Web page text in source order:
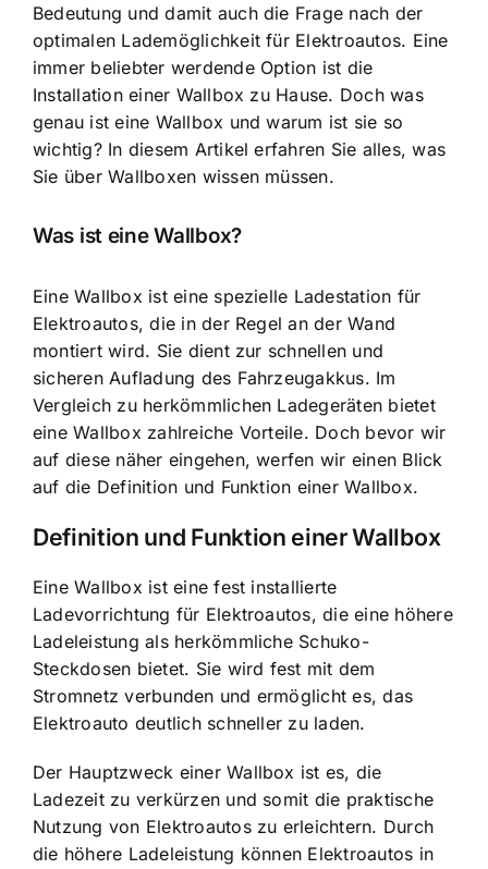
Bedeutung und damit auch die Frage nach der
optimalen Lademöglichkeit für Elektroautos. Eine
immer beliebter werdende Option ist die
Installation einer Wallbox zu Hause. Doch was
genau ist eine Wallbox und warum ist sie so
wichtig? In diesem Artikel erfahren Sie alles, was
Sie über Wallboxen wissen müssen.
Was ist eine Wallbox?
Eine Wallbox ist eine spezielle Ladestation für
Elektroautos, die in der Regel an der Wand
montiert wird. Sie dient zur schnellen und
sicheren Aufladung des Fahrzeugakkus. Im
Vergleich zu herkömmlichen Ladegeräten bietet
eine Wallbox zahlreiche Vorteile. Doch bevor wir
auf diese näher eingehen, werfen wir einen Blick
auf die Definition und Funktion einer Wallbox.
Definition und Funktion einer Wallbox
Eine Wallbox ist eine fest installierte
Ladevorrichtung für Elektroautos, die eine höhere
Ladeleistung als herkömmliche Schuko-
Steckdosen bietet. Sie wird fest mit dem
Stromnetz verbunden und ermöglicht es, das
Elektroauto deutlich schneller zu laden.
Der Hauptzweck einer Wallbox ist es, die
Ladezeit zu verkürzen und somit die praktische
Nutzung von Elektroautos zu erleichtern. Durch
die höhere Ladeleistung können Elektroautos in